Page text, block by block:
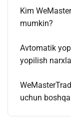
Kim
mumkin?
Avtomatik
yopilish
uchun